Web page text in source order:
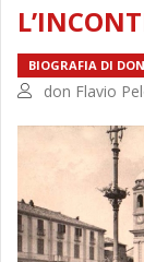
BIOGRAFIA DI
don Flavio